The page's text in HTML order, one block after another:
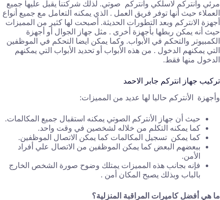
مرئي وانتركم لاسلكي وانتركم صوتي. لذلك شركتنا يقبل عليها جميع
العملاء حيث أنها توفر فريق العمل . الذي يمكنه التعامل مع جميع أنواع
أجهزة الانتركم وبعد التطورات الحديثة. أصبحت لها كثير من المميزات
حيث أنه يمكن ربطها بأجهزة أخرى . مثل جهاز الجوال أو أجهزة
الكمبيوتر والتحكم في الأبواب. وكما يمكن ايضا التحكم في الموظفين
التي يمكنهم الدخول . من هذه الأبواب أو تحديد الأبواب التي يمكنهم
الدخول منها فقط.
تركيب جهاز انتركم جابر الاحمد
وأجهزة الأنتركم حاليا لها عديد من المميزات:
حيث أن جهاز الأنتركم الصوتي يمكنه استقبال جميع المكالمات.
كما يمكنه التكلم من خلاله لشخصين في وقت واحد.
كما يمكن تسجيل المكالمات كما يمكن الاتصال الموظفين.
ببعضهم البعض كما يمكن الموظفين من الاتصال علي أفراد
الأمن.
فإنه بجانب هذه المميزات يمتلك وضوح صورة الشخص الخارج
بالباب وبذلك يصبح المكان أمن .
ما هي أفضل كاميرات المراقبة المنزلية؟